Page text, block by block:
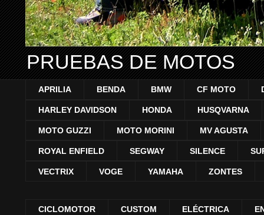
PRUEBAS DE MOTOS
APRILIA BENDA BMW CF MOTO
HARLEY DAVIDSON HONDA HUSQVARNA
MOTO GUZZI MOTO MORINI MV AGUSTA
ROYAL ENFIELD SEGWAY SILENCE
VECTRIX VOGE YAMAHA ZONTES
CICLOMOTOR CUSTOM ELÉCTRICA